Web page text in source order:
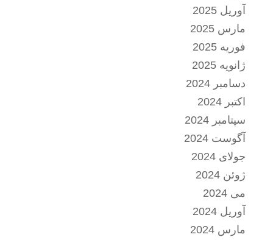
آوریل 2025
مارس 2025
فوریه 2025
ژانویه 2025
دسامبر 2024
اکتبر 2024
سپتامبر 2024
آگوست 2024
جولای 2024
ژوئن 2024
می 2024
آوریل 2024
مارس 2024